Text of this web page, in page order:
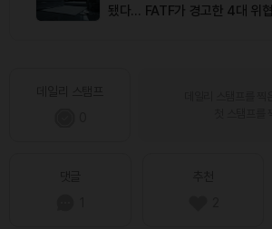
됐다… FATF가 경고한 4대 위협